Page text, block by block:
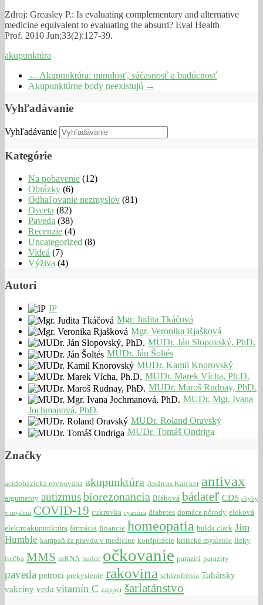
Zdroj: Greasley P.: Is evaluating complementary and alternative
medicine equivalent to evaluating the absurd? Eval Health
Prof. 2010 Jun;33(2):127-39.
akupunktúra
← Akupunktúra: minulosť, súčasnosť a budúcnosť
Akupunktúrne body neexistujú →
Vyhľadávanie
Vyhľadávanie
Kategórie
Na pobavenie (12)
Obrázky (6)
Odhaľovanie nezmyslov (81)
Osveta (82)
Paveda (38)
Recenzie (4)
Uncategorized (8)
Videá (7)
Výživa (4)
Autori
IP
Mgr. Judita Tkáčová
Mgr. Veronika Rjašková
MUDr. Ján Slopovský, PhD.
MUDr. Ján Šoltés
MUDr. Kamil Knorovský
MUDr. Marek Vícha, Ph.D.
MUDr. Maroš Rudnay, PhD.
MUDr. Mgr. Ivana
Jochmanová, PhD.
MUDr. Roland Oravský
MUDr. Tomáš Ondriga
Značky
acidobázická rovnováha akupunktúra Andreas Kalcker antivax
argumenty autizmusbiorezonancia Bláhová bádateľ CDS chyby
v myslení COVID-19 cukrovka cyanóza diabetes domáce pôrody eleková
elektroakupunktúra farmácia financie homeopatia hulda clark Jim
Humble kampaň za pravdu v medicíne konšpirácie kritické myslenie lieky
liečba MMS mRNA nador očkovanie paraziti parazity
paveda petroci prekyslenie rakovina schizofrénia Tuhársky
vakcíny veda vitamín C zapper šarlatánstvo